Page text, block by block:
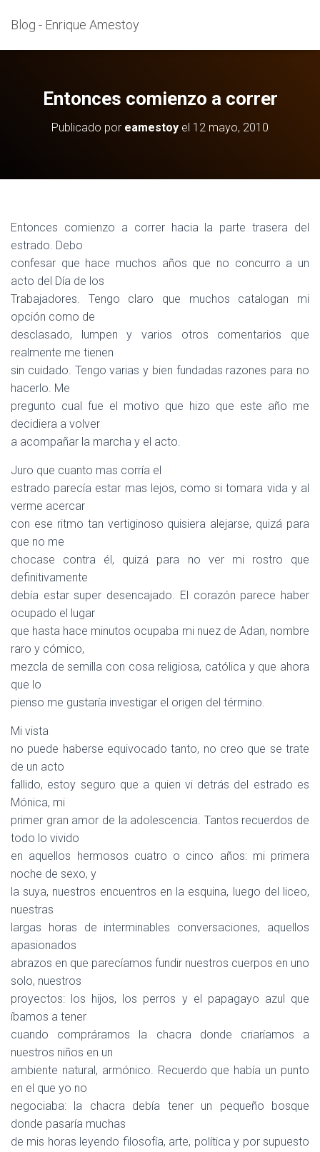
Blog - Enrique Amestoy
Entonces comienzo a correr
Publicado por eamestoy el 12 mayo, 2010
Entonces comienzo a correr hacia la parte trasera del
estrado. Debo
confesar que hace muchos años que no concurro a un
acto del Día de los
Trabajadores. Tengo claro que muchos catalogan mi
opción como de
desclasado, lumpen y varios otros comentarios que
realmente me tienen
sin cuidado. Tengo varias y bien fundadas razones para no
hacerlo. Me
pregunto cual fue el motivo que hizo que este año me
decidiera a volver
a acompañar la marcha y el acto.
Juro que cuanto mas corría el
estrado parecía estar mas lejos, como si tomara vida y al
verme acercar
con ese ritmo tan vertiginoso quisiera alejarse, quizá para
que no me
chocase contra él, quizá para no ver mi rostro que
definitivamente
debía estar super desencajado. El corazón parece haber
ocupado el lugar
que hasta hace minutos ocupaba mi nuez de Adan, nombre
raro y cómico,
mezcla de semilla con cosa religiosa, católica y que ahora
que lo
pienso me gustaría investigar el origen del término.
Mi vista
no puede haberse equivocado tanto, no creo que se trate
de un acto
fallido, estoy seguro que a quien vi detrás del estrado es
Mónica, mi
primer gran amor de la adolescencia. Tantos recuerdos de
todo lo vivido
en aquellos hermosos cuatro o cinco años: mi primera
noche de sexo, y
la suya, nuestros encuentros en la esquina, luego del liceo,
nuestras
largas horas de interminables conversaciones, aquellos
apasionados
abrazos en que parecíamos fundir nuestros cuerpos en uno
solo, nuestros
proyectos: los hijos, los perros y el papagayo azul que
íbamos a tener
cuando compráramos la chacra donde criaríamos a
nuestros niños en un
ambiente natural, armónico. Recuerdo que había un punto
en el que yo no
negociaba: la chacra debía tener un pequeño bosque
donde pasaría muchas
de mis horas leyendo filosofía, arte, política y por supuesto